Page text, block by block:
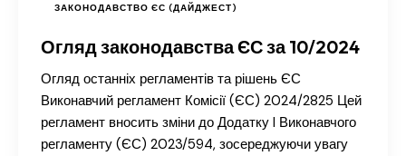
ЗАКОНОДАВСТВО ЄС (ДАЙДЖЕСТ)
Огляд законодавства ЄС за 10/2024
Огляд останніх регламентів та рішень ЄС
Виконавчий регламент Комісії (ЄС) 2024/2825 Цей
регламент вносить зміни до Додатку I Виконавчого
регламенту (ЄС) 2023/594, зосереджуючи увагу